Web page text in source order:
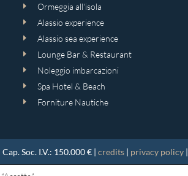
Ormeggia all'isola
Alassio experience
Alassio sea experience
Lounge Bar & Restaurant
Noleggio imbarcazioni
Spa Hotel & Beach
Forniture Nautiche
Soc. I.V.: 150.000 € | credits| privacy policy|